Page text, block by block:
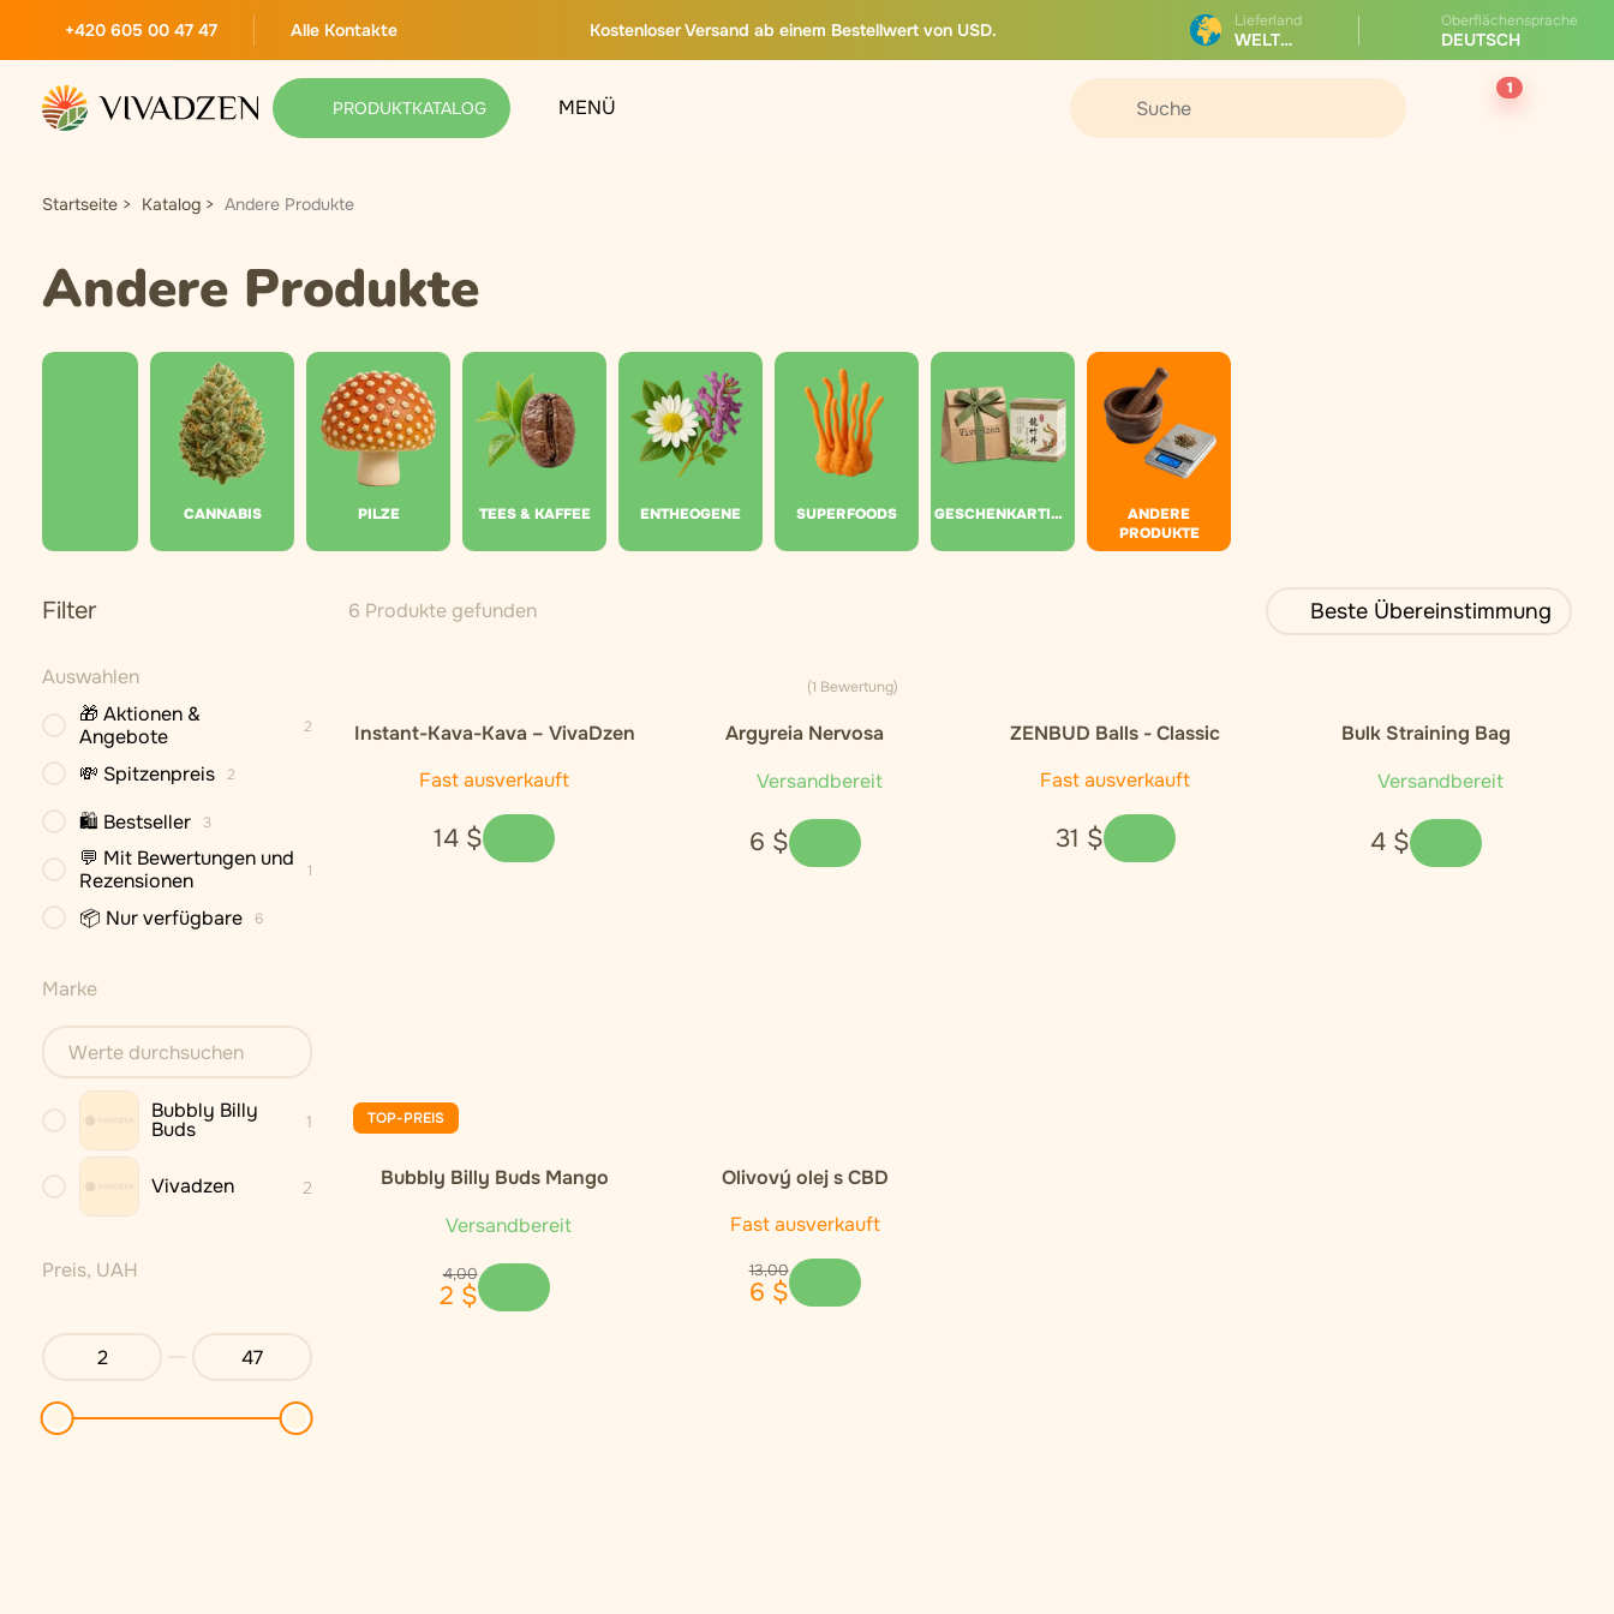
+420 605 00 47 47 Alle Kontakte Kostenloser Versand ab einem Bestellwert von USD. Lieferland
WELTWEIT
Oberflächensprache
DEUTSCH
PRODUKTKATALOG MENÜ
1
Startseite Katalog Andere Produkte
Andere Produkte
CANNABIS PILZE TEES & KAFFEE ENTHEOGENE SUPERFOODS GESCHENKARTIKEL
ANDERE
PRODUKTE
Filter 6 Produkte gefunden Beste Übereinstimmung
Auswahlen
🎁 Aktionen &
Angebote
2
💸 Spitzenpreis 2
🛍 Bestseller 3
💬 Mit Bewertungen und
Rezensionen
1
📦 Nur verfügbare 6
Marke
Bubbly Billy
Buds 1
Vivadzen 2
Preis, UAH
Instant-Kava-Kava – VivaDzen
Fast ausverkauft
14 $
(1 Bewertung)
Argyreia Nervosa
Versandbereit
6 $
ZENBUD Balls - Classic
Fast ausverkauft
31 $
Bulk Straining Bag
Versandbereit
4 $
TOP-PREIS
Bubbly Billy Buds Mango
Versandbereit
4,00
2 $
Olivový olej s CBD
Fast ausverkauft
13,00
6 $